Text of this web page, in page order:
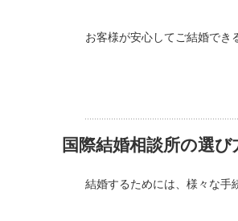
お客様が安心してご結婚でき
国際結婚相談所の選
結婚するためには、様々な手